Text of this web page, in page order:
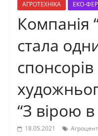
АГРОТЕХНІКА ЕКО-
Компанія
стала
“З вірою
18.05.2021